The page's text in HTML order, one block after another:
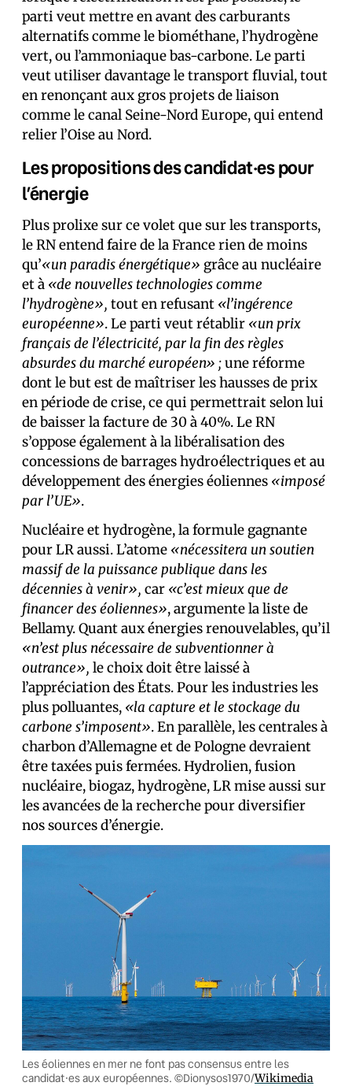
parti veut mettre en avant des carburants
alternatifs comme le biométhane, l’hydrogène
vert, ou l’ammoniaque bas-carbone. Le parti
veut utiliser davantage le transport fluvial, tout
en renonçant aux gros projets de liaison
comme le canal Seine-Nord Europe, qui entend
relier l’Oise au Nord.
Les propositions des candidat·es pour
l’énergie
Plus prolixe sur ce volet que sur les transports,
le RN entend faire de la France rien de moins
qu’«un paradis énergétique» grâce au nucléaire
et à «de nouvelles technologies comme
l’hydrogène», tout en refusant «l’ingérence
européenne». Le parti veut rétablir «un prix
français de l’électricité, par la fin des règles
absurdes du marché européen» ;une réforme
dont le but est de maîtriser les hausses de prix
en période de crise, ce qui permettrait selon lui
de baisser la facture de 30 à 40%. Le RN
s’oppose également à la libéralisation des
concessions de barrages hydroélectriques et au
développement des énergies éoliennes «imposé
par l’UE».
Nucléaire et hydrogène, la formule gagnante
pour LR aussi. L’atome «nécessitera un soutien
massif de la puissance publique dans les
décennies à venir», car «c’est mieux que de
financer des éoliennes», argumente la liste de
Bellamy. Quant aux énergies renouvelables, qu’il
«n’est plus nécessaire de subventionner à
outrance», le choix doit être laissé à
l’appréciation des États. Pour les industries les
plus polluantes, «la capture et le stockage du
carbone s’imposent». En parallèle, les centrales à
charbon d’Allemagne et de Pologne devraient
être taxées puis fermées. Hydrolien, fusion
nucléaire, biogaz, hydrogène, LR mise aussi sur
les avancées de la recherche pour diversifier
nos sources d’énergie.
Les éoliennes en mer ne font pas consensus entre les
candidat⸱es aux européennes. ©Dionysos1970/Wikimedia